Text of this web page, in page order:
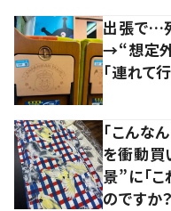
出張で…
→“想定外
「連れて
「こんな
を衝動買
景”に「
のですか？